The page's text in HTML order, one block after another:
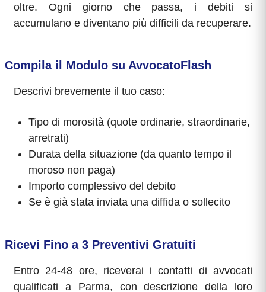
oltre. Ogni giorno che passa, i debiti si
accumulano e diventano più difficili da recuperare.
Compila il Modulo su AvvocatoFlash
Descrivi brevemente il tuo caso:
Tipo di morosità (quote ordinarie, straordinarie,
arretrati)
Durata della situazione (da quanto tempo il
moroso non paga)
Importo complessivo del debito
Se è già stata inviata una diffida o sollecito
Ricevi Fino a 3 Preventivi Gratuiti
Entro 24-48 ore, riceverai i contatti di avvocati
qualificati a Parma, con descrizione della loro